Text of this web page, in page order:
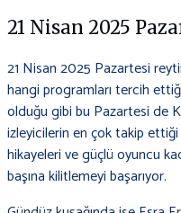
21 Nisan 2025
21 Nisan 2025 Pazartesi
hangi programları tercih
olduğu gibi bu Pazartesi de
izleyicilerin en çok takip ettiği
hikayeleri ve güçlü oyuncu
başına kilitlemeyi başarıyor.